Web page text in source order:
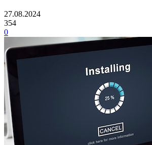
27.08.2024
354
0